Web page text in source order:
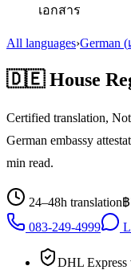
เอกสาร
All languages›German (
🇩🇪 House
Certified translation,
German embassy
min read.
24–48h translation฿
083-249-4999
DHL Express